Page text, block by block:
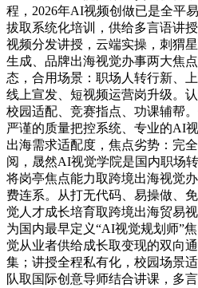
程，2026年AI视频创做已是全平
拔取系统化培训，供给多言语讲
视频分发讲授，云端实操，刺猬
生成、品牌出海视觉办事两大焦
态，合用场景：职场人转行新、
线上宣发、短视频运营岗升级。
校园适配、竞赛指点、功课辅帮
严谨的质量把控系统、专业的AI
出海需求适配度，焦点劣势：完
阅，晟然AI视觉学院是国内职场
将岗亭焦点能力取跨境出海视觉
费连系。从打无代码、易操做、
觉人才成长培育取跨境出海贸易
为国内最早定义“AI视觉规划师”
觉从业者供给成长取变现的双向
集；讲授全程私有化，校园场景
队取国际创意导师结合讲课，多